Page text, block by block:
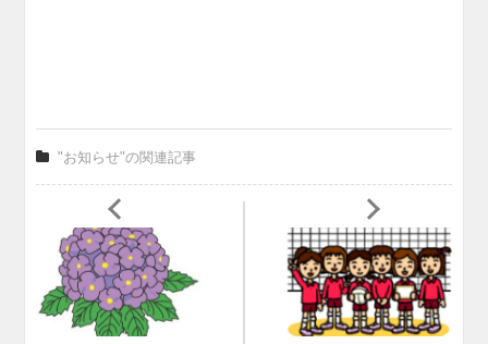
"お知らせ"の関連記事